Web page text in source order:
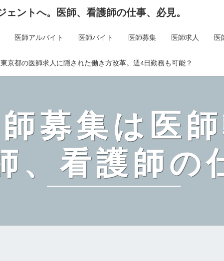
ントへ。医師、看護師の仕事、必見。
医師アルバイト 医師バイト 医師募集 医師求人 医
東京都の医師求人に隠された働き方改革。週4日勤務も可能？
募集は医
、看護師の